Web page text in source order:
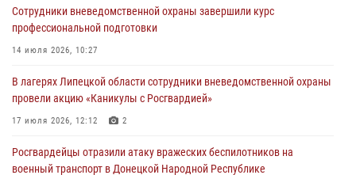
Росгвардейцы обеспечили безопасность граждан в День Лев-
Толстовского района
03 августа 2026, 13:41
Росгвардия противодействует БПЛА ВСУ на южном направлении
(видео)
03 августа 2026, 13:39
Сотрудники вневедомственной охраны завершили курс
профессиональной подготовки
14 июля 2026, 10:27
В лагерях Липецкой области сотрудники вневедомственной охраны
провели акцию «Каникулы с Росгвардией»
17 июля 2026, 12:12 2
Росгвардейцы отразили атаку вражеских беспилотников на
военный транспорт в Донецкой Народной Республике